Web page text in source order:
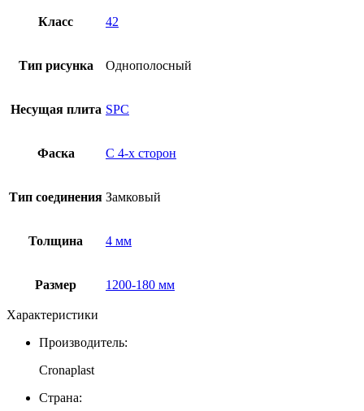
Класс 42
Тип рисунка Однополосный
Несущая плита SPC
Фаска С 4-x сторон
Тип соединения Замковый
Толщина 4 мм
Размер 1200-180 мм
Характеристики
Производитель:
Cronaplast
Страна: